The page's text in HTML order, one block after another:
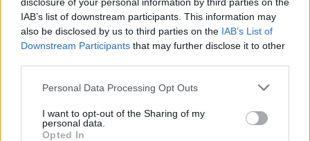
IAB’s list of downstream participants. This information may
also be disclosed by us to third parties on the IAB’s List of
Downstream Participants that may further disclose it to other
Personal Data Processing Opt Outs
I want to opt-out of the Sharing of my
personal data.
Opted In
L'email è richiesta ma non verrà mostrata ai visitatori. Il contenuto di questo
commento esprime il pensiero dell'autore e non rappresenta la linea editoriale
di VareseNews.it, che rimane autonoma e indipendente. I messaggi inclusi nei
commenti non sono testi giornalistici, ma post inviati dai singoli lettori che
possono essere automaticamente pubblicati senza filtro preventivo. I commenti
che includano uno o più link a siti esterni verranno rimossi in automatico dal
sistema.